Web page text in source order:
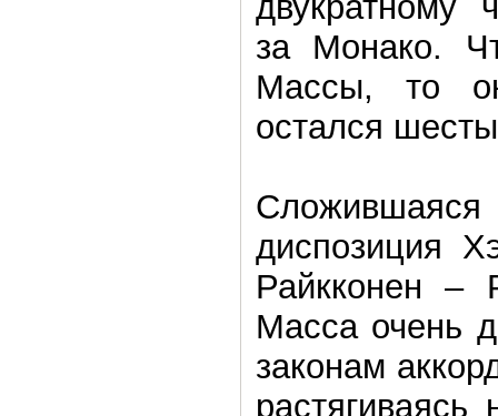
за Монако.
Массы, то
остался
диспозиция
Райкконен –
Масса очень
законам